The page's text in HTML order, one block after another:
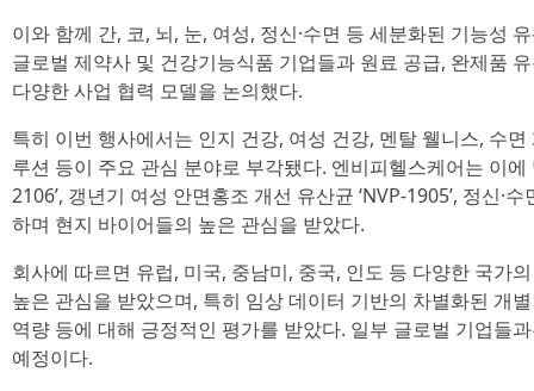
이와 함께 간, 코, 뇌, 눈, 여성, 정신·수면 등 세분화된 기능성
글로벌 제약사 및 건강기능식품 기업들과 원료 공급, 완제품
다양한 사업 협력 모델을 논의했다.
특히 이번 행사에서는 인지 건강, 여성 건강, 멘탈 웰니스, 수
루션 등이 주요 관심 분야로 부각됐다. 엔비피헬스케어는 이에
2106’, 갱년기 여성 안면홍조 개선 유산균 ‘NVP-1905’, 정신·
하며 현지 바이어들의 높은 관심을 받았다.
회사에 따르면 유럽, 미국, 중남미, 중국, 인도 등 다양한 국가
높은 관심을 받았으며, 특히 임상 데이터 기반의 차별화된 개
역량 등에 대해 긍정적인 평가를 받았다. 일부 글로벌 기업들
예정이다.